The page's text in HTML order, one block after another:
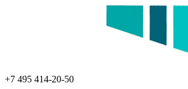
+7 495 414-20-50